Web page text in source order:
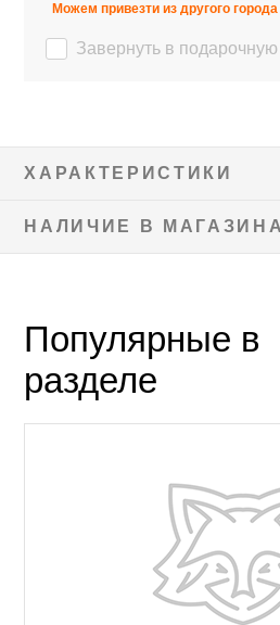
Можем привезти из другого
Завернуть в подарочную
ХАРАКТЕРИСТИКИ
НАЛИЧИЕ В
Популярные в
разделе